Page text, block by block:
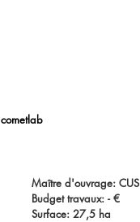
cometlab
Maître d'ouvrage: CUS
Budget travaux: - €
Surface: 27,5 ha